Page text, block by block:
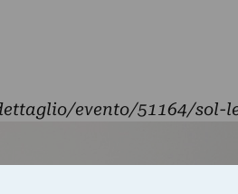
evento/51164/sol-